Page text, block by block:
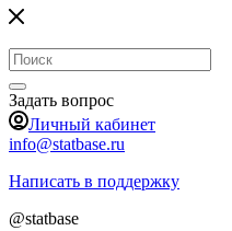
Задать вопрос
Личный кабинет
info@statbase.ru
Написать в поддержку
@statbase